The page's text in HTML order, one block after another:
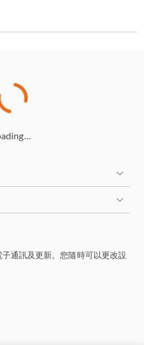
通訊及更新。您隨時可以更改設